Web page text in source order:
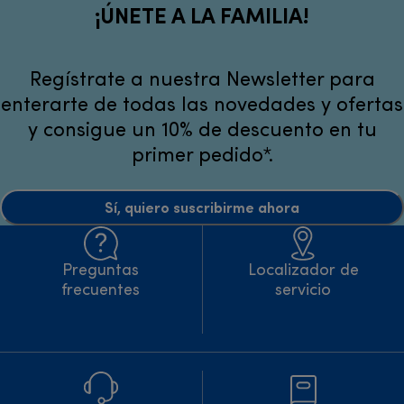
¡ÚNETE A LA FAMILIA!
Regístrate a nuestra Newsletter para
enterarte de todas las novedades y ofertas
y consigue un 10% de descuento en tu
primer pedido*.
Sí, quiero suscribirme ahora
Preguntas
frecuentes
Localizador de
servicio